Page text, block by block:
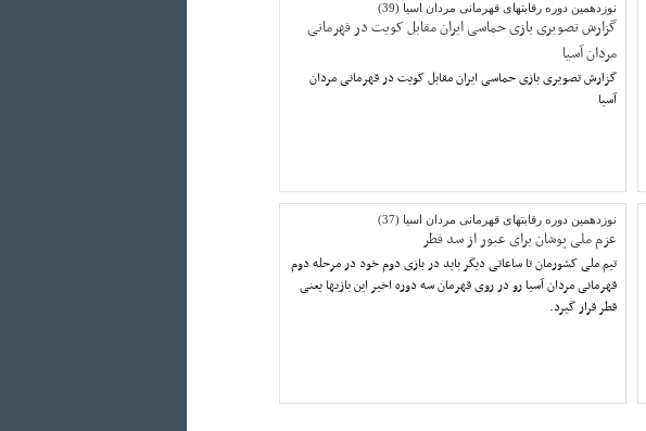
نوزدهمین دوره رقابتهای قهرمانی مردان اسیا (39)
گزارش تصویری بازی حماسی ایران مقابل کویت در قهرمانی
مردان آسیا
گزارش تصویری بازی حماسی ایران مقابل کویت در قهرمانی مردان
آسیا
نوزدهمین دوره رقابتهای قهرمانی مردان اسیا (37)
عزم ملی پوشان برای عبور از سد قطر
تیم ملی کشورمان تا ساعاتی دیگر باید در بازی دوم خود در مرحله دوم
قهرمانی مردان آسیا رو در روی قهرمان سه دوره اخیر این بازیها یعنی
قطر قرار گیرد.